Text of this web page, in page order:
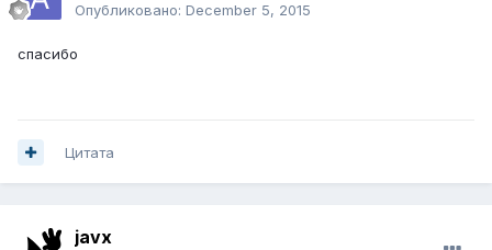
Опубликовано: December 5, 2015
спасибо
Цитата
javx